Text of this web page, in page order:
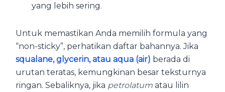
yang lebih sering.
Untuk memastikan Anda memilih formula yang
“non-sticky”, perhatikan daftar bahannya. Jika
squalane, glycerin, atau aqua (air) berada di
urutan teratas, kemungkinan besar teksturnya
ringan. Sebaliknya, jika petrolatum atau lilin